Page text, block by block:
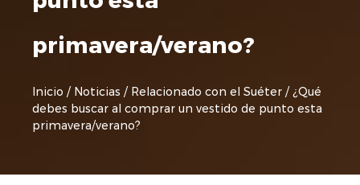
primavera/verano?
Inicio / Noticias / Relacionado con el Suéter /¿Qué
debes buscar al comprar un vestido de punto esta
primavera/verano?